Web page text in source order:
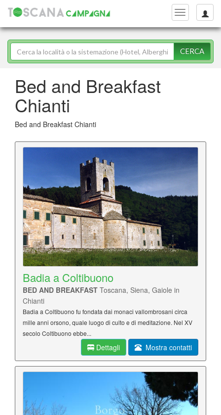
Toggle
navigation
CERCA
Bed and Breakfast
Chianti
Bed and Breakfast Chianti
Badia a Coltibuono
BED AND BREAKFAST Toscana, Siena, Gaiole in
Chianti
Badia a Coltibuono fu fondata dai monaci vallombrosani circa
mille anni orsono, quale luogo di culto e di meditazione. Nel XV
secolo Coltibuono ebbe...
Dettagli Mostra contatti